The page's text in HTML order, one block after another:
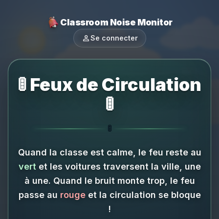
Classroom Noise Monitor
personSe connecter
🚦 Feux de Circulation
🚦
🚦
Quand la classe est calme, le feu reste au
vert et les voitures traversent la ville, une
à une. Quand le bruit monte trop, le feu
passe au rougeet la circulation se bloque
!